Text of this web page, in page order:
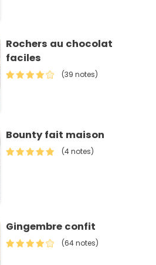
Rochers au chocolat
faciles
(39 notes)
Bounty fait maison
(4 notes)
Gingembre confit
(64 notes)